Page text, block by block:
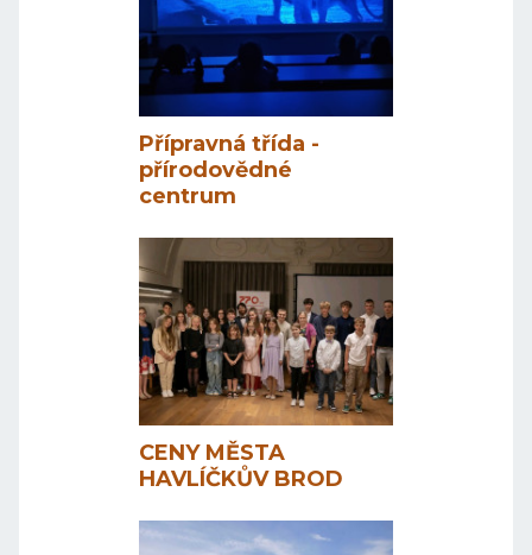
Přípravná třída -
přírodovědné
centrum
CENY MĚSTA
HAVLÍČKŮV BROD